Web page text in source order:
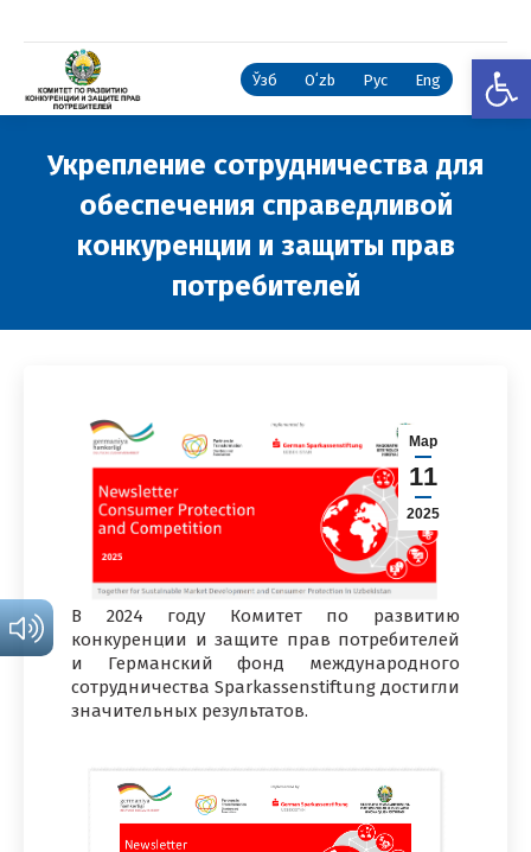
Ўзб Oʻzb Рус Eng
Укрепление сотрудничества для
обеспечения справедливой
конкуренции и защиты прав
потребителей
Мар
11
2025
В 2024 году Комитет по развитию
конкуренции и защите прав потребителей
и Германский фонд международного
сотрудничества Sparkassenstiftung достигли
значительных результатов.